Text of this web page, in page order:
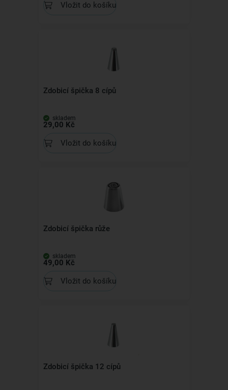
Vložit do košíku
Zdobicí špička 8 cípů
skladem
29,00 Kč
Vložit do košíku
Zdobicí špička růže
skladem
49,00 Kč
Vložit do košíku
Zdobicí špička 12 cípů